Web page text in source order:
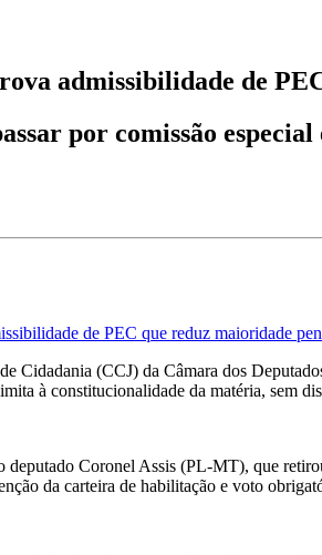
admissibilidade de
por comissão
de PEC que reduz maioridade
Cidadania (CCJ) da Câmara dos
à constitucionalidade da matéria, sem
deputado Coronel Assis (PL-MT), que
da carteira de habilitação e voto